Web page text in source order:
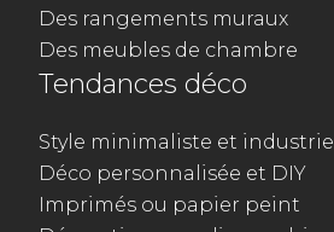
Des rangements muraux
Des meubles de chambre
Tendances déco
Style minimaliste et industriel
Déco personnalisée et DIY
Imprimés ou papier peint